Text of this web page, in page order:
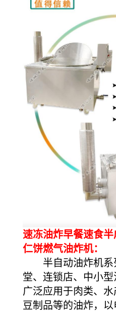
速冻油炸早餐速食
仁饼燃气油炸机：
半自动油炸机系
堂、连锁店、中小型
广泛应用于肉类、水
豆制品等的油炸，